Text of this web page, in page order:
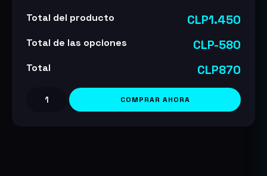
Total del producto CLP1.450
Total de las opciones CLP-580
Total CLP870
Cofre
COMPRAR AHORA